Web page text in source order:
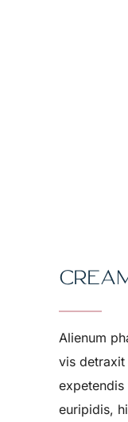
Alienum
vis
expetendis
euripidis,